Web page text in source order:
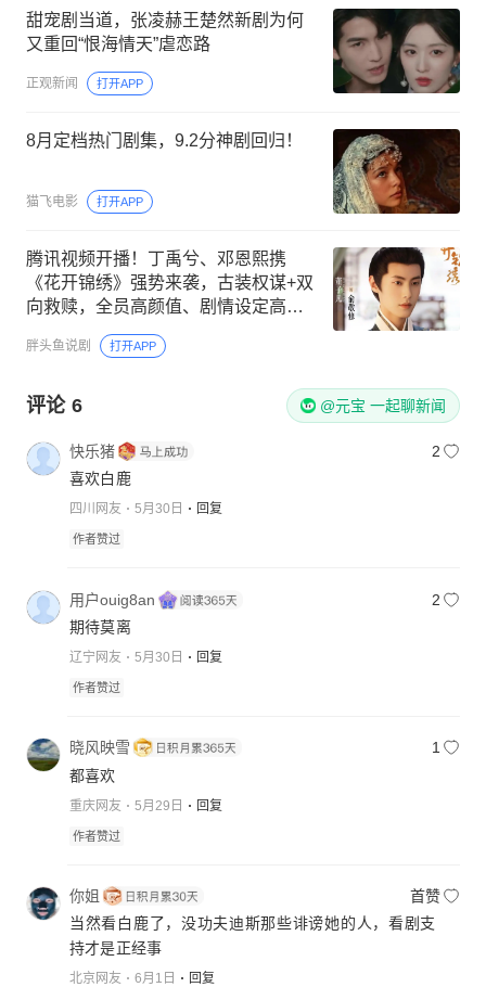
甜宠剧当道，张凌赫王楚然新剧为何
又重回“恨海情天”虐恋路
正观新闻 打开APP
8月定档热门剧集，9.2分神剧回归！
猫飞电影 打开APP
腾讯视频开播！丁禹兮、邓恩熙携
《花开锦绣》强势来袭，古装权谋+双
向救赎，全员高颜值、剧情设定高
能，今年的爆剧预定！
胖头鱼说剧 打开APP
评论 6 @元宝 一起聊新闻
快乐猪
2
喜欢白鹿
四川网友 5月30日 回复
作者赞过
用户ouig8an
2
期待莫离
辽宁网友 5月30日 回复
作者赞过
晓风映雪
1
都喜欢
重庆网友 5月29日 回复
作者赞过
你姐
首赞
当然看白鹿了，没功夫迪斯那些诽谤她的人，看剧支
持才是正经事
北京网友 6月1日 回复